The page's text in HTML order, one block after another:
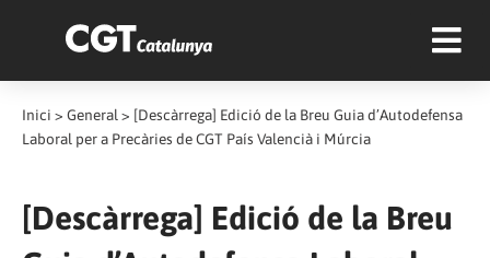
Inici > General > [Descàrrega] Edició de la Breu Guia d’Autodefensa
Laboral per a Precàries de CGT País Valencià i Múrcia
[Descàrrega] Edició de la Breu